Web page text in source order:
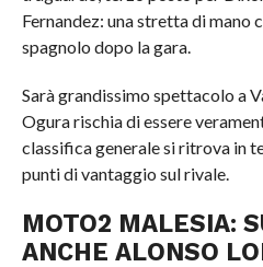
Fernandez: una stretta di mano
spagnolo dopo la gara.
Sarà grandissimo spettacolo a
Ogura rischia di essere
classifica generale si ritrova in
punti di vantaggio sul rivale.
MOTO2 MALESIA:
ANCHE ALONSO